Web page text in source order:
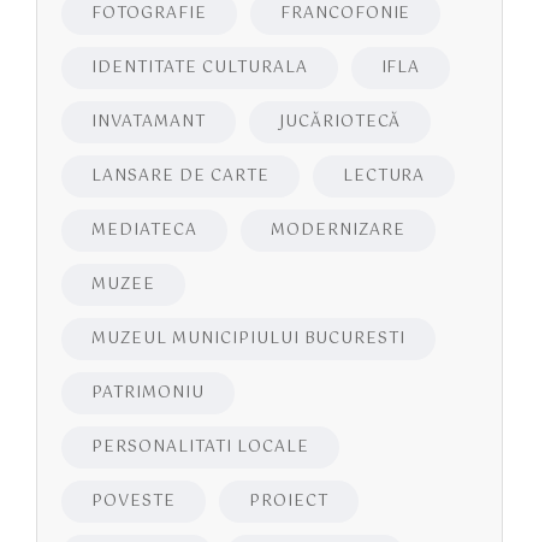
FOTOGRAFIE FRANCOFONIE
IDENTITATE CULTURALA IFLA
INVATAMANT JUCĂRIOTECĂ
LANSARE DE CARTE LECTURA
MEDIATECA MODERNIZARE
MUZEE
MUZEUL MUNICIPIULUI BUCURESTI
PATRIMONIU
PERSONALITATI LOCALE
POVESTE PROIECT